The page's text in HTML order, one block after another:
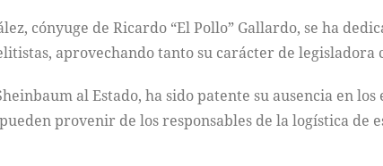
cónyuge de Ricardo “El Pollo” Gallardo, se ha
aprovechando tanto su carácter de
al Estado, ha sido patente su ausencia en
provenir de los responsables de la logística de